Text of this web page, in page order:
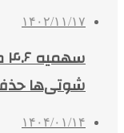
۱۴۰۲/۱۱/۱۷
شوتی‌ها
۱۴۰۴/۰۱/۱۴